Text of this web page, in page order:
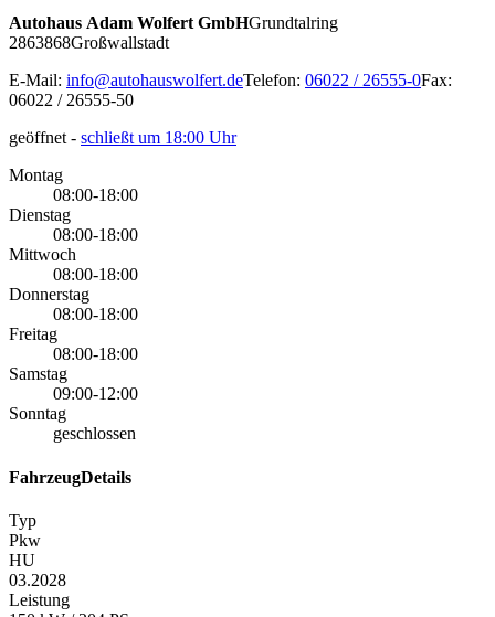
Autohaus Adam Wolfert GmbHGrundtalring
2863868Großwallstadt
E-Mail: info@autohauswolfert.deTelefon: 06022 / 26555-0Fax:
06022 / 26555-50
geöffnet-
schließt um 18:00 Uhr
Montag
08:00-18:00
Dienstag
08:00-18:00
Mittwoch
08:00-18:00
Donnerstag
08:00-18:00
Freitag
08:00-18:00
Samstag
09:00-12:00
Sonntag
geschlossen
FahrzeugDetails
Typ
Pkw
HU
03.2028
Leistung